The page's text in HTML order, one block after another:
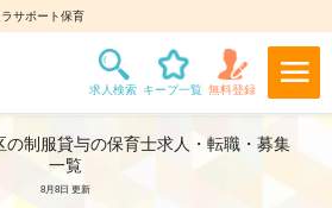
サポート保育
の制服貸与の保育士求人・転職・募集
一覧
8月8日 更新